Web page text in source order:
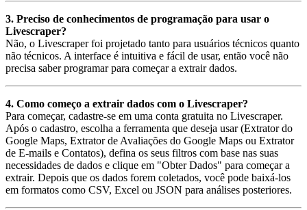
3. Preciso de conhecimentos de programação para usar o
Livescraper?
Não, o Livescraper foi projetado tanto para usuários técnicos quanto
não técnicos. A interface é intuitiva e fácil de usar, então você não
precisa saber programar para começar a extrair dados.
4. Como começo a extrair dados com o Livescraper?
Para começar, cadastre-se em uma conta gratuita no Livescraper.
Após o cadastro, escolha a ferramenta que deseja usar (Extrator do
Google Maps, Extrator de Avaliações do Google Maps ou Extrator
de E-mails e Contatos), defina os seus filtros com base nas suas
necessidades de dados e clique em "Obter Dados" para começar a
extrair. Depois que os dados forem coletados, você pode baixá-los
em formatos como CSV, Excel ou JSON para análises posteriores.